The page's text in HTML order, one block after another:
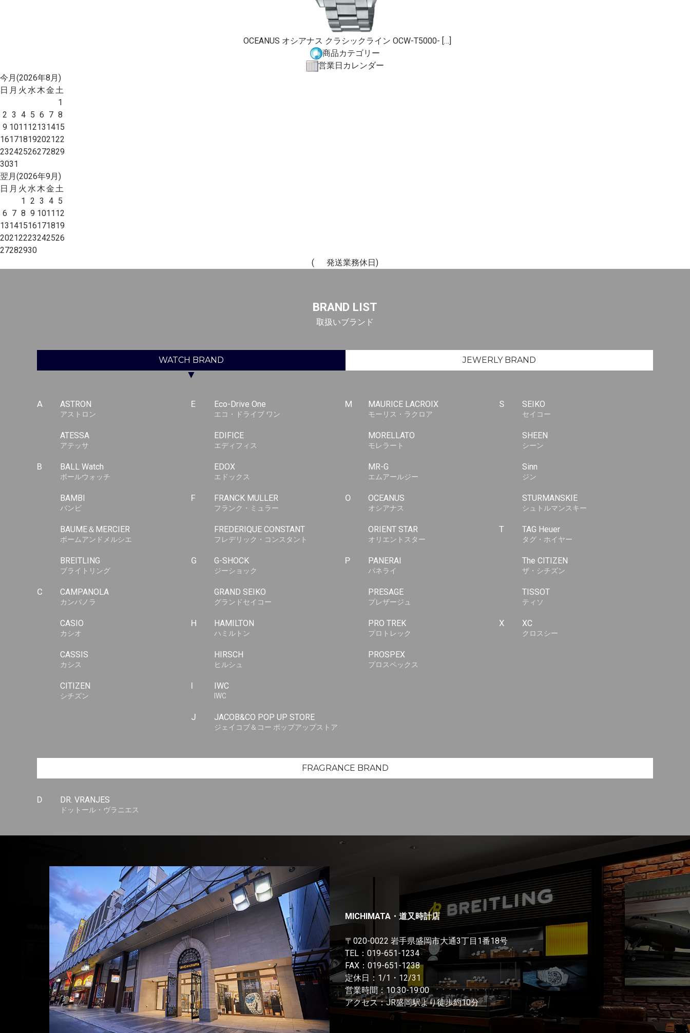
OCEANUS オシアナス クラシックライン OCW-T5000- […]
商品カテゴリー
営業日カレンダー
今月(2026年8月)
日 月 火 水木金土
1
2 3 4 5 6 7 8
9 101112131415
16171819202122
23242526272829
3031
翌月(2026年9月)
日 月 火 水木金土
1 2 3 4 5
6 7 8 9 101112
13141516171819
20212223242526
27282930
(
発送業務休日)
BRAND LIST
取扱いブランド
WATCH BRAND JEWERLYBRAND
▼
A ASTRON
アストロン
ATESSA
アテッサ
B BALL Watch
ボールウォッチ
BAMBI
バンビ
BAUME＆MERCIER
ボームアンドメルシエ
BREITLING
ブライトリング
C CAMPANOLA
カンパノラ
CASIO
カシオ
CASSIS
カシス
CITIZEN
シチズン
E Eco-Drive One
エコ・ドライブ ワン
EDIFICE
エディフィス
EDOX
エドックス
F FRANCK MULLER
フランク・ミュラー
FREDERIQUE CONSTANT
フレデリック・コンスタント
G G-SHOCK
ジーショック
GRAND SEIKO
グランドセイコー
H HAMILTON
ハミルトン
HIRSCH
ヒルシュ
I IWC
IWC
J JACOB&CO POP UP STORE
ジェイコブ＆コー ポップアップストア
M MAURICE LACROIX
モーリス・ラクロア
MORELLATO
モレラート
MR-G
エムアールジー
O OCEANUS
オシアナス
ORIENT STAR
オリエントスター
P PANERAI
パネライ
PRESAGE
プレザージュ
PRO TREK
プロトレック
PROSPEX
プロスペックス
S SEIKO
セイコー
SHEEN
シーン
Sinn
ジン
STURMANSKIE
シュトルマンスキー
T TAG Heuer
タグ・ホイヤー
The CITIZEN
ザ・シチズン
TISSOT
ティソ
X XC
クロスシー
FRAGRANCE BRAND
D DR. VRANJES
ドットール・ヴラニエス
MICHIMATA・道又時計店
〒020-0022 岩手県盛岡市大通3丁目1番18号
TEL： 019-651-1234
FAX：019-651-1238
定休日：1/1・12/31
営業時間：10:30-19:00
アクセス：JR盛岡駅より徒歩約10分